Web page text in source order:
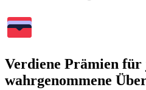
Verdiene Prämien für
wahrgenommene